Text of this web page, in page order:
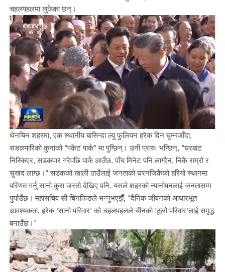
चहलपहलमा लुकेका छन्।
थेनचिन शहरमा, एक स्थानीय बासिन्दा ल्यु फुलियन हरेक दिन घुम्नजाँदा,
सडकपारिको कुनाको "पकेट पार्क" मा पुग्छिन्। उनी प्रायः भन्छिन्, "घरबाट
निस्किएर, सडकपार गरेपछि पार्क आउँछ, पाँच मिनेट पनि लाग्दैन, निकै राम्रो र
सुखद लाग्छ।" सडकको खाली ठाउँलाई जनताको घरनजिकैको हरियो स्थानमा
परिणत गर्नु सानो कुरा जस्तो देखिए पनि, यसले शहरको न्यानोपनलाई जनतासम्म
पुर्याउँछ। महासचिव सी चिनफिङले भन्नुभएझैँ, "दैनिक जीवनको आधारभूत
आवश्यकता, हरेक 'सानो परिवार' को चहलपहलले चीनको 'ठूलो परिवार'लाई समृद्ध
बनाउँछ।"